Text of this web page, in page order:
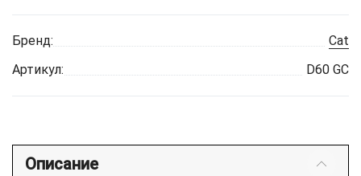
Бренд:
Cat
Артикул:
D60 GC
Описание